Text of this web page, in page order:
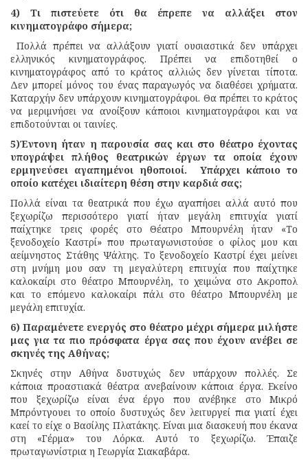
4) Τι πιστεύετε ότι θα έπρεπε να αλλάξει στον
κινηματογράφο σήμερα;
Πολλά πρέπει να αλλάξουν γιατί ουσιαστικά δεν υπάρχει
ελληνικός κινηματογράφος. Πρέπει να επιδοτηθεί ο
κινηματογράφος από το κράτος αλλιώς δεν γίνεται τίποτα.
Δεν μπορεί μόνος του ένας παραγωγός να διαθέσει χρήματα.
Καταρχήν δεν υπάρχουν κινηματογράφοι. Θα πρέπει το κράτος
να μεριμνήσει να ανοίξουν κάποιοι κινηματογράφοι και να
επιδοτούνται οι ταινίες.
5)Έντονη ήταν η παρουσία σας και στο θέατρο έχοντας
υπογράψει πλήθος θεατρικών έργων τα οποία έχουν
ερμηνεύσει αγαπημένοι ηθοποιοί. Υπάρχει κάποιο το
οποίο κατέχει ιδιαίτερη θέση στην καρδιά σας;
Πολλά είναι τα θεατρικά που έχω αγαπήσει αλλά αυτό που
ξεχωρίζω περισσότερο γιατί ήταν μεγάλη επιτυχία γιατί
παίχτηκε τρεις φορές στο Θέατρο Μπουρνέλη ήταν «Το
ξενοδοχείο Καστρί» που πρωταγωνιστούσε ο φίλος μου και
αείμνηστος Στάθης Ψάλτης. Το ξενοδοχείο Καστρί έχει μείνει
στη μνήμη μου σαν τη μεγαλύτερη επιτυχία που παίχτηκε
καλοκαίρι στο θέατρο Μπουρνέλη, το χειμώνα στο Ακροπολ
και το επόμενο καλοκαίρι πάλι στο θέατρο Μπουρνέλη με
μεγάλη επιτυχία.
6) Παραμένετε ενεργός στο θέατρο μέχρι σήμερα μιλήστε
μας για τα πιο πρόσφατα έργα σας που έχουν ανέβει σε
σκηνές της Αθήνας;
Σκηνές στην Αθήνα δυστυχώς δεν υπάρχουν πολλές. Σε
κάποια προαστιακά θέατρα ανεβαίνουν κάποια έργα. Εκείνο
που ξεχωρίζω είναι ένα έργο που ανέβηκε στο Μικρό
Μπρόντγουει το οποίο δυστυχώς δεν λειτυργεί πια γιατί έχει
καεί το είχε ο Βασίλης Πλατάκης. Είναι μια διασκευή που έκανα
στη «Γέρμα» του Λόρκα. Αυτό το ξεχωρίζω. Έπαιζε
πρωταγωνίστρια η Γεωργία Σιακαβάρα.